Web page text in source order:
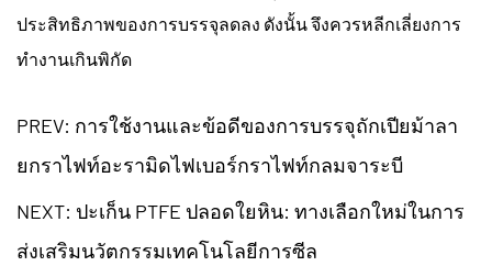
ประสิทธิภาพของการบรรจุลดลง ดังนั้น จึงควรหลีกเลี่ยงการ
ทำงานเกินพิกัด
PREV: การใช้งานและข้อดีของการบรรจุถักเปียม้าลา
ยกราไฟท์อะรามิดไฟเบอร์กราไฟท์กลมจาระบี
NEXT: ปะเก็น PTFE ปลอดใยหิน: ทางเลือกใหม่ในการ
ส่งเสริมนวัตกรรมเทคโนโลยีการซีล